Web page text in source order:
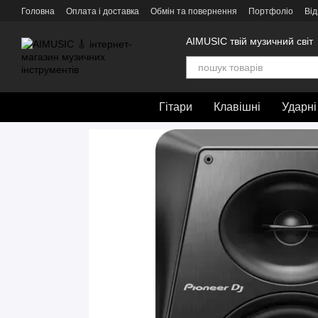
Перейти до основного контенту
Головна Оплата і доставка Обмін та повернення Портфоліо
AIMUSIC твій музичний світ
Гітари Клавішні Ударні